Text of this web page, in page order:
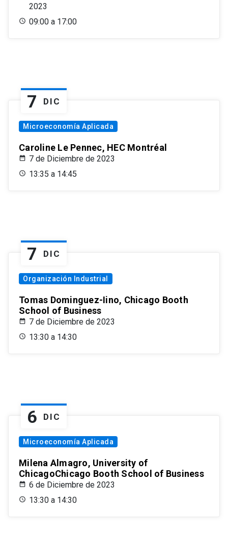
2023
09:00 a 17:00
7 DIC
Microeconomía Aplicada
Caroline Le Pennec, HEC Montréal
7 de Diciembre de 2023
13:35 a 14:45
7 DIC
Organización Industrial
Tomas Dominguez-Iino, Chicago Booth
School of Business
7 de Diciembre de 2023
13:30 a 14:30
6 DIC
Microeconomía Aplicada
Milena Almagro, University of
ChicagoChicago Booth School of Business
6 de Diciembre de 2023
13:30 a 14:30